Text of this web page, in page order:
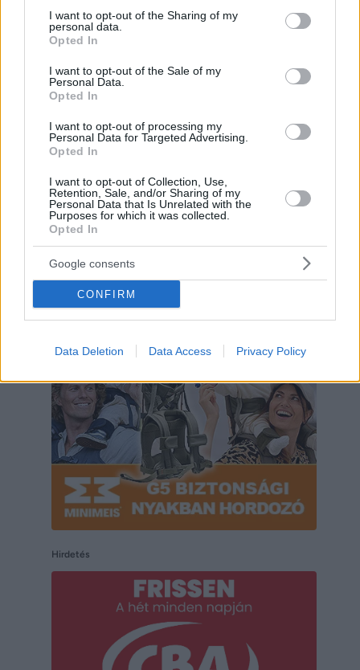
not limited to your visit or usage behaviour. You may click to
grant or deny consent to Google and its third-party tags to
use your data for below specified purposes in below Google
consent section.
I want to opt-out of the Sharing of my
personal data.
Opted In
I want to opt-out of the Sale of my
Personal Data.
Opted In
I want to opt-out of processing my
Personal Data for Targeted Advertising.
Opted In
I want to opt-out of Collection, Use,
Retention, Sale, and/or Sharing of my
Personal Data that Is Unrelated with the
Purposes for which it was collected.
Opted In
Google consents
CONFIRM
Data Deletion Data Access Privacy Policy
Hirdetés
Hirdetés